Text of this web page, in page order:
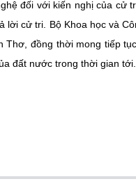
đối với kiến nghị của cử
cử tri. Bộ Khoa học và
Thơ, đồng thời mong tiếp
đất nước trong thời gian tới.